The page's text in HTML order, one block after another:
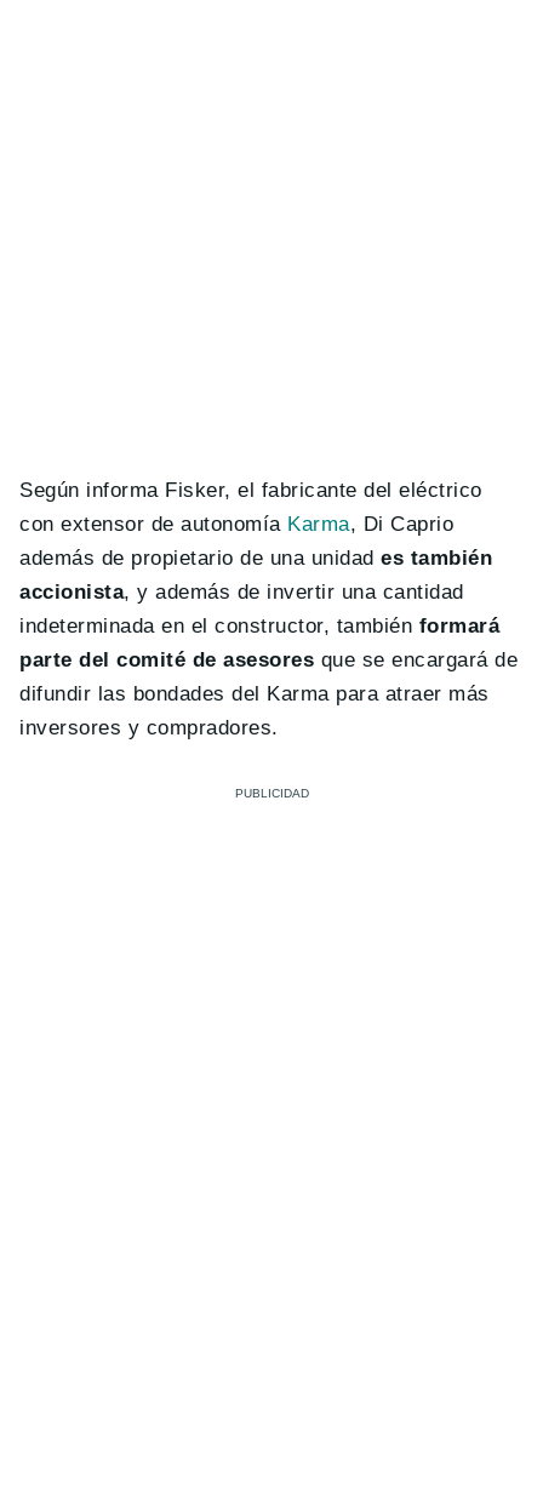
Según informa Fisker, el fabricante del eléctrico
con extensor de autonomía Karma, Di Caprio
además de propietario de una unidades también
accionista, y además de invertir una cantidad
indeterminada en el constructor, también formará
parte del comité de asesores que se encargará de
difundir las bondades del Karma para atraer más
inversores y compradores.